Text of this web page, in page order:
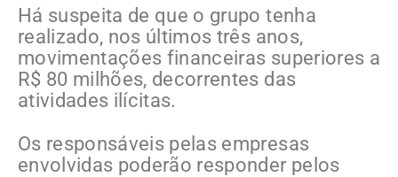
Há suspeita de que o grupo tenha
realizado, nos últimos três anos,
movimentações financeiras superiores a
R$ 80 milhões, decorrentes das
atividades ilícitas.
Os responsáveis pelas empresas
envolvidas poderão responder pelos